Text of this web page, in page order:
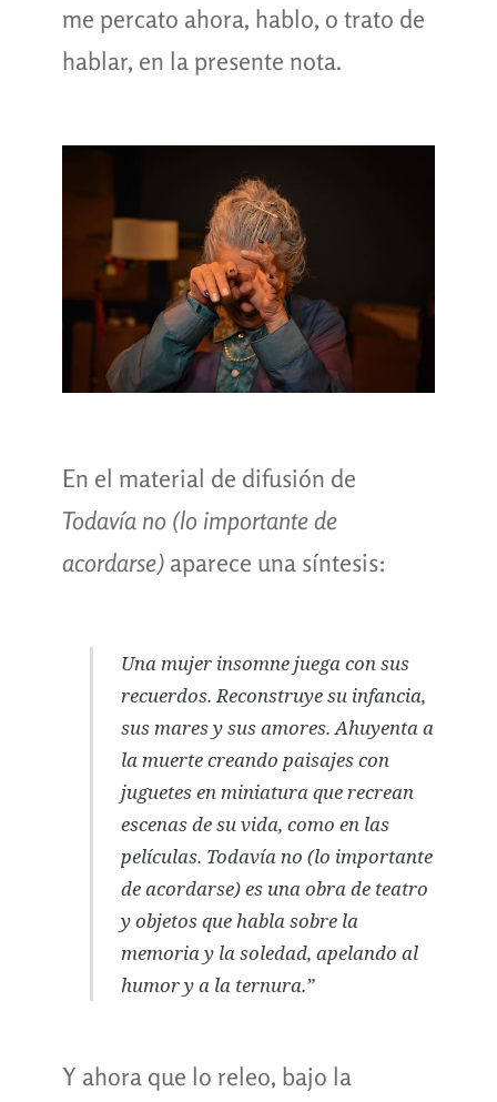
me percato ahora, hablo, o trato de
hablar, en la presente nota.
En el material de difusión de
Todavía no (lo importante de
acordarse) aparece una síntesis:
Una mujer insomne juega con sus
recuerdos. Reconstruye su infancia,
sus mares y sus amores. Ahuyentaa
la muertecreando paisajes con
juguetes en miniatura que recrean
escenas de su vida, como en las
películas. Todavía no (lo importante
de acordarse) es una obra de teatro
y objetos que habla sobre la
memoria y la soledad, apelando al
humor y a la ternura.”
Y ahora que lo releo, bajo la